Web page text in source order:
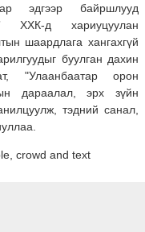
эдгээр байршлууд
ХХК-д хариуцуулан
шаардлага хангахгүй
буулган дахин
"Улаанбаатар орон
дараалал, эрх зүйн
тэдний санал,